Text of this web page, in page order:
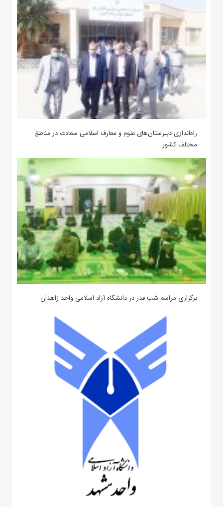
‌راه‌اندازی دبیرستان‌های علوم و معارف اسلامی سعادت در مناطق
مختلف کشور
برگزاری مراسم شب قدر در دانشگاه آزاد اسلامی واحد زاهدان